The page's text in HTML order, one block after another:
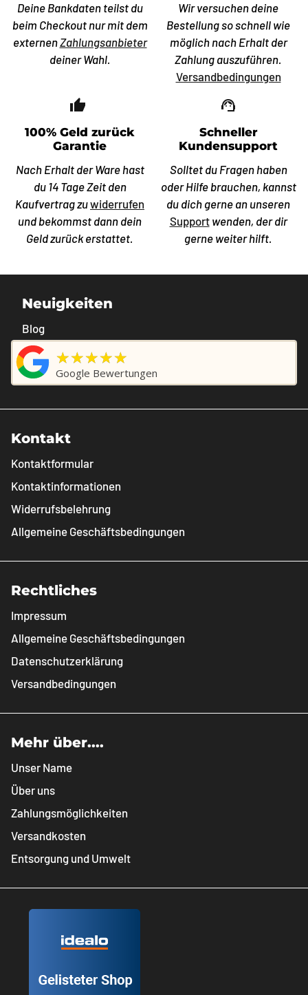
Deine Bankdaten teilst du
beim Checkout nur mit dem
externenZahlungsanbieter
deiner Wahl.
Wir versuchen deine
Bestellung so schnell wie
möglich nach Erhalt der
Zahlung auszuführen.
Versandbedingungen
thumb_up_off_alt
100% Geld zurück
Garantie
Nach Erhalt der Ware hast
du 14 Tage Zeit den
Kaufvertrag zuwiderrufen
und bekommst dann dein
Geld zurück erstattet.
support_agent
Schneller
Kundensupport
Solltet du Fragen haben
oder Hilfe brauchen, kannst
du dich gerne an unseren
Support wenden, der dir
gerne weiter hilft.
Neuigkeiten
Blog
★★★★★
Google Bewertungen
Kontakt
Kontaktformular
Kontaktinformationen
Widerrufsbelehrung
Allgemeine Geschäftsbedingungen
Rechtliches
Impressum
Allgemeine Geschäftsbedingungen
Datenschutzerklärung
Versandbedingungen
Mehr über....
Unser Name
Über uns
Zahlungsmöglichkeiten
Versandkosten
Entsorgung und Umwelt